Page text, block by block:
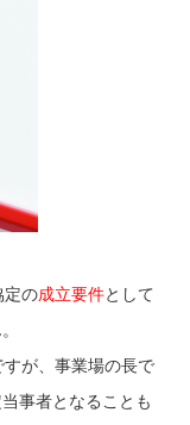
定の成立要件として
が、事業場の長で
事者となることも